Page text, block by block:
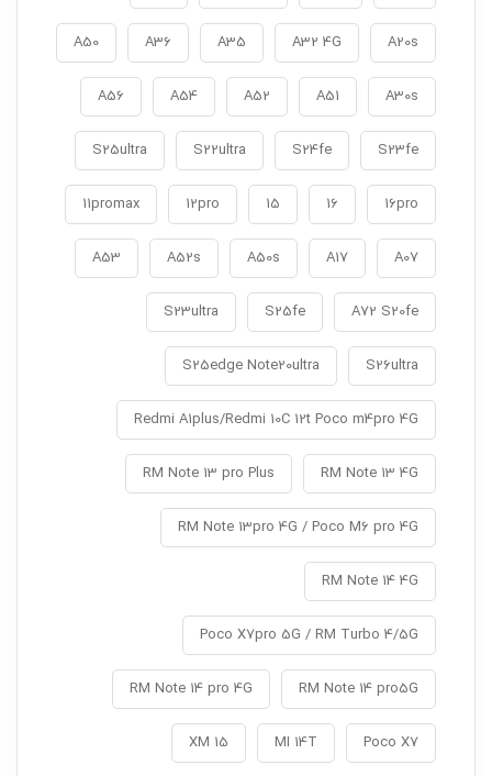
A20s
A32 4G
A35
A36
A50
A30s
A51
A52
A54
A56
S23fe
S24fe
S22ultra
S25ultra
16pro
16
15
12pro
11promax
A07
A17
A50s
A52s
A53
A72 S20fe
S25fe
S23ultra
S26ultra
S25edge Note20ultra
Redmi A1plus/Redmi 10C 12t Poco m4pro 4G
RM Note 13 4G
RM Note 13 pro Plus
RM Note 13pro 4G / Poco M6 pro 4G
RM Note 14 4G
Poco X7pro 5G / RM Turbo 4/5G
RM Note 14 pro5G
RM Note 14 pro 4G
Poco X7
MI 14T
XM 15